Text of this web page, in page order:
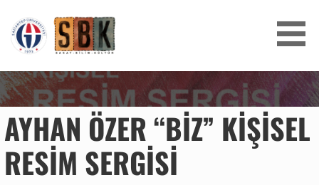
SANAT BILIM KÜLTÜR
AYHAN ÖZER “BIZ” KIŞISEL
RESIM SERGISI